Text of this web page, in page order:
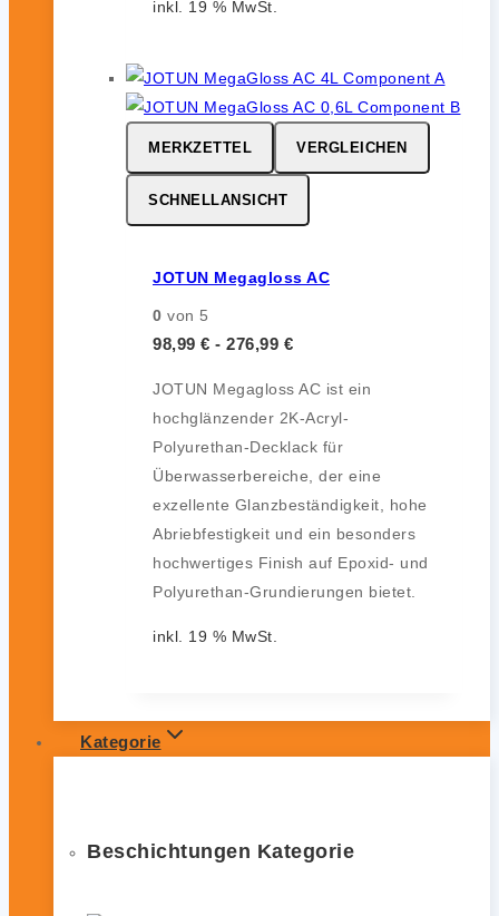
inkl. 19 % MwSt.
MERKZETTEL VERGLEICHEN
SCHNELLANSICHT
JOTUN Megagloss AC
0 von 5
98,99 € - 276,99 €
JOTUN Megagloss AC ist ein
hochglänzender 2K-Acryl-
Polyurethan-Decklack für
Überwasserbereiche, der eine
exzellente Glanzbeständigkeit, hohe
Abriebfestigkeit und ein besonders
hochwertiges Finish auf Epoxid- und
Polyurethan-Grundierungen bietet.
inkl. 19 % MwSt.
Kategorie
Beschichtungen Kategorie